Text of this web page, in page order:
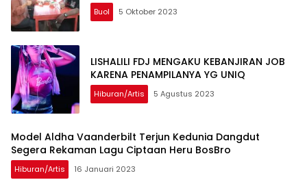
Buol 5 Oktober 2023
LISHALILI FDJ MENGAKU KEBANJIRAN JOB
KARENA PENAMPILANYA YG UNIQ
Hiburan/artis 5 Agustus 2023
Model Aldha Vaanderbilt Terjun Kedunia Dangdut
Segera Rekaman Lagu Ciptaan Heru BosBro
Hiburan/artis 16 Januari 2023